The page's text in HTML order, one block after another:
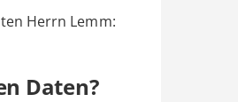
Herrn Lemm:
Daten?